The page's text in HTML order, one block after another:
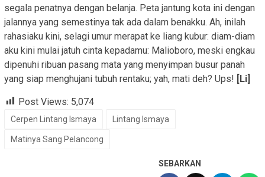
segala penatnya dengan belanja. Peta jantung kota ini dengan
jalannya yang semestinya tak ada dalam benakku. Ah, inilah
rahasiaku kini, selagi umur merapat ke liang kubur: diam-diam
aku kini mulai jatuh cinta kepadamu: Malioboro, meski engkau
dipenuhi ribuan pasang mata yang menyimpan busur panah
yang siap menghujani tubuh rentaku; yah, mati deh? Ups! [Li]
Post Views: 5,074
Cerpen Lintang Ismaya Lintang Ismaya
Matinya Sang Pelancong
SEBARKAN